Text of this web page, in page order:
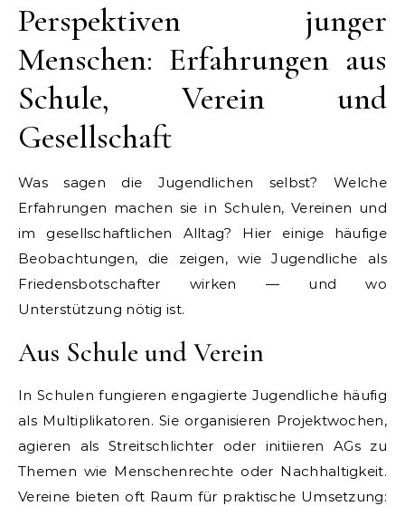
Perspektiven junger
Menschen: Erfahrungen aus
Schule, Verein und
Gesellschaft
Was sagen die Jugendlichen selbst? Welche
Erfahrungen machen sie in Schulen, Vereinen und
im gesellschaftlichen Alltag? Hier einige häufige
Beobachtungen, die zeigen, wie Jugendliche als
Friedensbotschafter wirken — und wo
Unterstützung nötig ist.
Aus Schule und Verein
In Schulen fungieren engagierte Jugendliche häufig
als Multiplikatoren. Sie organisieren Projektwochen,
agieren als Streitschlichter oder initiieren AGs zu
Themen wie Menschenrechte oder Nachhaltigkeit.
Vereine bieten oft Raum für praktische Umsetzung: